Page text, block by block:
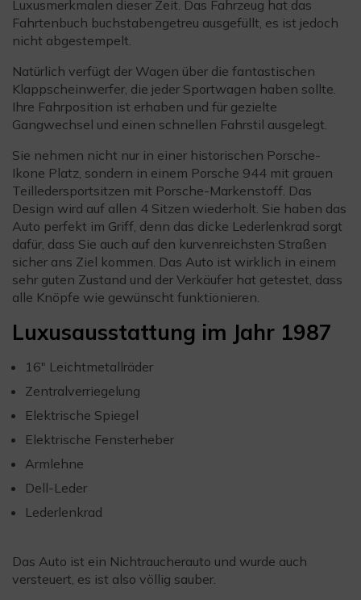
Luxusmerkmalen dieser Zeit. Das Fahrzeug hat das
Fahrtenbuch buchstabengetreu ausgefüllt, es ist jedoch
nicht abgestempelt.
Natürlich verfügt der Wagen über die fantastischen
Klappscheinwerfer, die jeder Sportwagen haben sollte.
Ihre Fahrposition ist erhaben und für gezielte
Gangwechsel und einen schnellen Fahrstil ausgelegt.
Sie nehmen nicht nur in einer historischen Porsche-
Ikone Platz, sondern in einem Porsche 944 mit grauen
Teilledersportsitzen mit Porsche-Markenstoff. Das
Design wird auf allen 4 Sitzen wiederholt. Sie haben das
Auto perfekt im Griff, denn das dicke Lederlenkrad sorgt
dafür, dass Sie auch auf den kurvenreichsten Straßen
sicher ans Ziel kommen. Das Auto ist wirklich in einem
sehr guten Zustand und der Verkäufer hat getestet, dass
alle Knöpfe wie gewünscht funktionieren.
Luxusausstattung im Jahr 1987
16″ Leichtmetallräder
Zentralverriegelung
Elektrische Spiegel
Elektrische Fensterheber
Armlehne
Dell-Leder
Lederlenkrad
Das Auto ist ein Nichtraucherauto und wurde auch
versteuert, es ist also völlig sauber.